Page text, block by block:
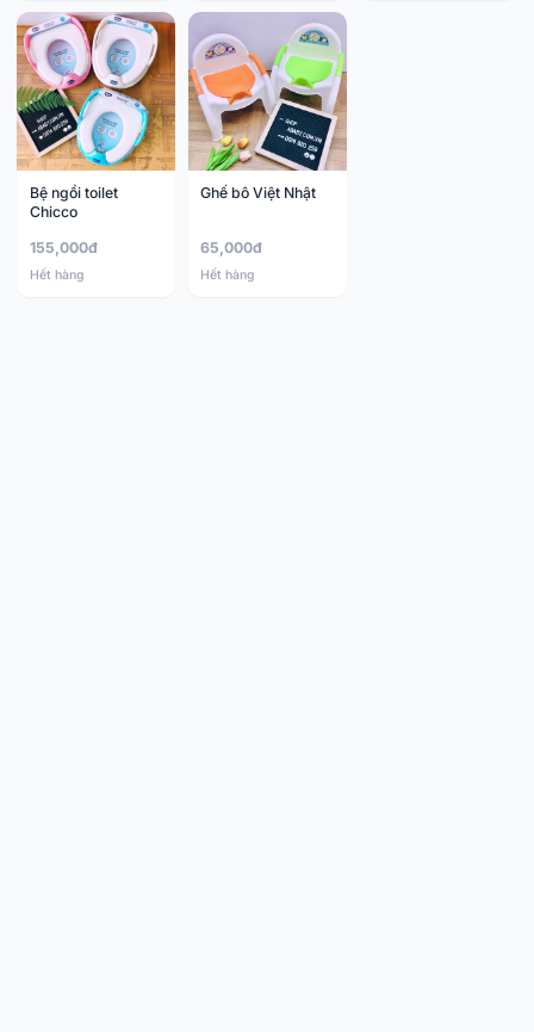
Bệ ngồi toilet
Chicco
155,000đ
Hết hàng
Ghế bô Việt Nhật
65,000đ
Hết hàng